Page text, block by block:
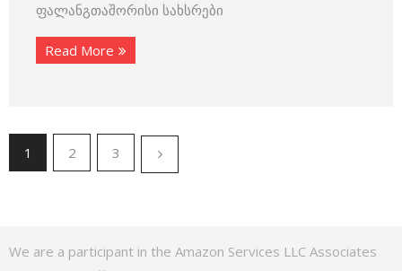
ფალანგთაშორისი სახსრები
Read More
1 2 3
We are a participant in the Amazon Services LLC Associates